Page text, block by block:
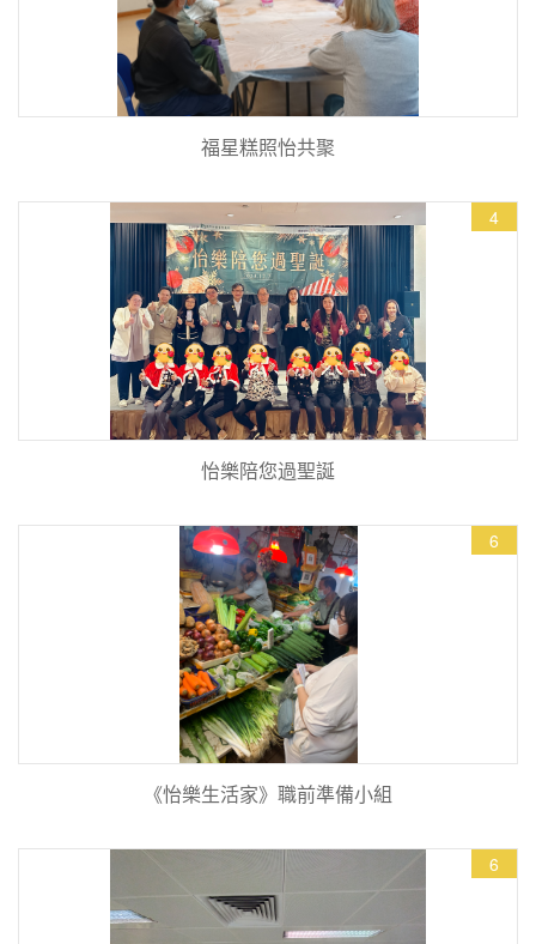
福星糕照怡共聚
4
怡樂陪您過聖誕
6
《怡樂生活家》職前準備小組
6